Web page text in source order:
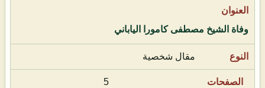
وفاة الشيخ مصطفى كامورا الياباني
مقال شخصية
5